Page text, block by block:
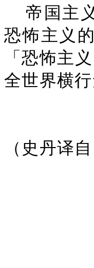
帝国主
恐怖主义
「恐怖主
全世界横
（史丹译